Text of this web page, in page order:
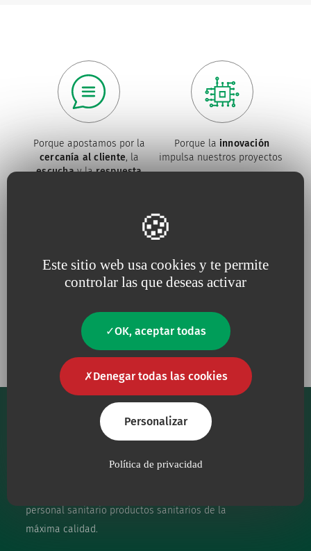
Este sitio web usa cookies y te permite
controlar las que deseas activar
OK, aceptar todas
Denegar todas las cookies
Personalizar
Política de privacidad
Porque apostamos por la
cercanía al cliente, la
escuchay larespuesta
Porque la innovación
impulsa nuestros proyectos
es unanecesidad
constantemente
delmedio ambiente
personal sanitario productos sanitarios de la
máxima calidad.